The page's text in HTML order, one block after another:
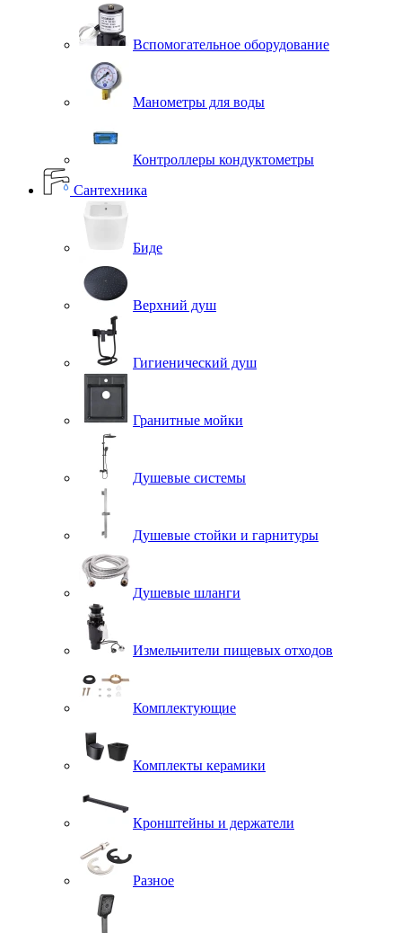
Вспомогательное оборудование
Манометры для воды
Контроллеры кондуктометры
Сантехника
Биде
Верхний душ
Гигиенический душ
Гранитные мойки
Душевые системы
Душевые стойки и гарнитуры
Душевые шланги
Измельчители пищевых отходов
Комплектующие
Комплекты керамики
Кронштейны и держатели
Разное